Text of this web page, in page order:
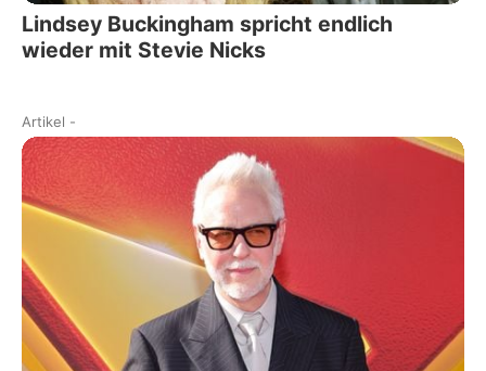
Lindsey Buckingham spricht endlich
wieder mit Stevie Nicks
Artikel -